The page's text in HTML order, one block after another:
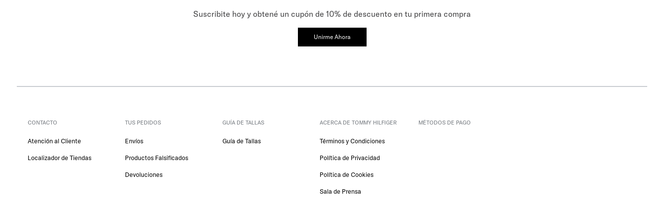
Suscribite hoy y obtené un cupón de 10% de descuento en tu primera compra
Unirme Ahora
CONTACTO
Atención al Cliente
Localizador de Tiendas
TUS PEDIDOS
Envíos
Productos Falsificados
Devoluciones
GUÍA DE TALLAS
Guía de Tallas
ACERCA DE TOMMY HILFIGER
Términos y Condiciones
Política de Privacidad
Política de Cookies
Sala de Prensa
MÉTODOS DE PAGO